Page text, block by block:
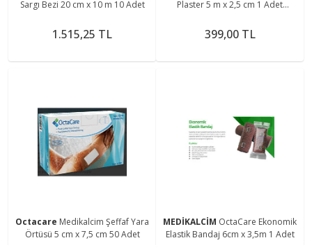
Sargı Bezi 20 cm x 10 m 10 Adet
1.515,25 TL
Plaster 5 m x 2,5 cm 1 Adet
399,00 TL
Octacare Medikalcim Şeffaf Yara
Örtüsü 5 cm x 7,5 cm 50 Adet
MEDİKALCİM OctaCare Ekonomik
Elastik Bandaj 6cm x 3,5m 1 Adet